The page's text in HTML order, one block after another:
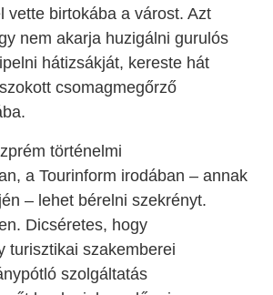
vette birtokába a várost. Azt
nem akarja huzigálni gurulós
hátizsákját, kereste hát
csomagmegőrző
történelmi
a Tourinform irodában – annak
– lehet bérelni szekrényt.
Dicséretes, hogy
turisztikai szakemberei
szolgáltatás